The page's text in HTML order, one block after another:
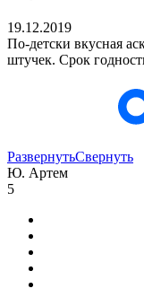
19.12.2019
По-детски вкусная
штучек. Срок
РазвернутьСвернуть
Ю. Артем
5